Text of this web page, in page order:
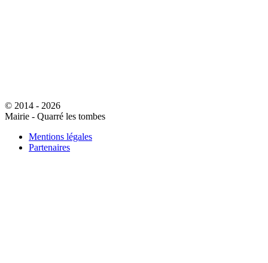
© 2014 - 2026
Mairie - Quarré les tombes
Mentions légales
Partenaires